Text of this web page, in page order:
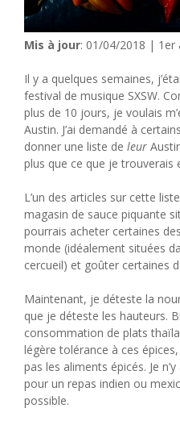
Mis à jour: 01/04/2018 | 1er
Il y a quelques semaines,
festival de musique SXSW.
plus de 10 jours, je voulais
Austin. J’ai demandé à
donner une liste de leur
plus que ce que je trouverais
L’un des articles sur cette
magasin de sauce piquante
pourrais acheter certaines
monde (idéalement situées
cercueil) et goûter certaines
Maintenant, je déteste la
que je déteste les hauteurs.
consommation de plats
légère tolérance à ces
pas les aliments épicés. Je
pour un repas indien ou
possible.